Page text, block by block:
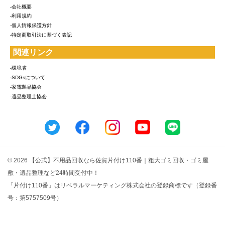
-会社概要
-利用規約
-個人情報保護方針
-特定商取引法に基づく表記
関連リンク
-環境省
-SDGsについて
-家電製品協会
-遺品整理士協会
© 2026 【公式】不用品回収なら佐賀片付け110番｜粗大ゴミ回収・ゴミ屋
敷・遺品整理など24時間受付中！
「片付け110番」はリベラルマーケティング株式会社の登録商標です（登録番
号：第5757509号）